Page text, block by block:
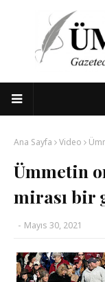
Ana Sayfa Video
Ümmetin
mirası bir
- Mayıs 30, 2021